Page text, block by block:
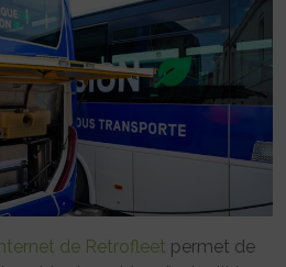
de Retrofleet permet de